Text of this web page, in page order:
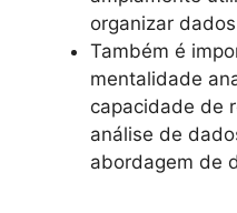
organizar
Também é
mentalidade
capacidade de
análise de
abordagem de